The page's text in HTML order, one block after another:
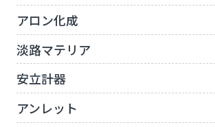
アロン化成
淡路マテリア
安立計器
アンレット